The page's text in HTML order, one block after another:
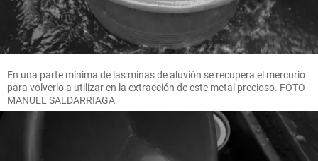
En una parte mínima de las minas de aluvión se recupera el mercurio
para volverlo a utilizar en la extracción de este metal precioso. FOTO
MANUEL SALDARRIAGA